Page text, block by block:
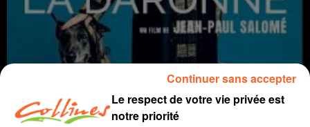
Le respect de votre vie privée est
notre priorité
Continuer sans accepter